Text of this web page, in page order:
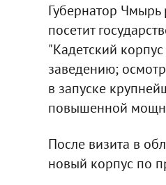
Губернатор Чмырь
посетит
"Кадетский
заведению;
в запуске
повышенной
После визита в
новый корпус по